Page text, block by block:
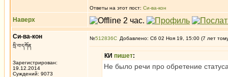
Ответы на этот пост: Си-ва-кон
Наверх
Си-ва-кон
སྲི་བ་དཀོན
Зарегистрирован:
19.12.2014
Суждений: 9073
№512836 Добавлено: Сб 02 Ноя 19, 15:00 (7 лет
КИ пишет:
Не было речи про обретение